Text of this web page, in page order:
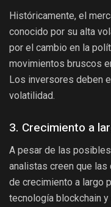
Históricamente, el
conocido por su alta
por el cambio en la
movimientos bruscos
Los inversores deben
volatilidad.
3. Crecimiento a
A pesar de las
analistas creen que
de crecimiento a largo
tecnología blockchain